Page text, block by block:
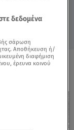
δεδομένα
σάρωση
Αποθήκευση ή/
διαφήμιση
έρευνα κοινού